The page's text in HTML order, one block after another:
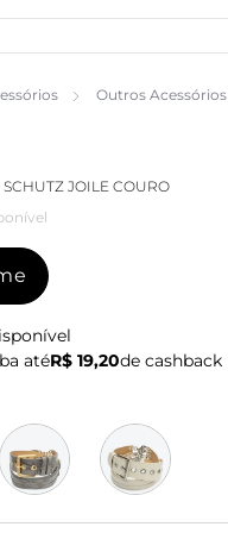
Outros Acessórios
JOILE COURO
atéR$ 19,20de cashback